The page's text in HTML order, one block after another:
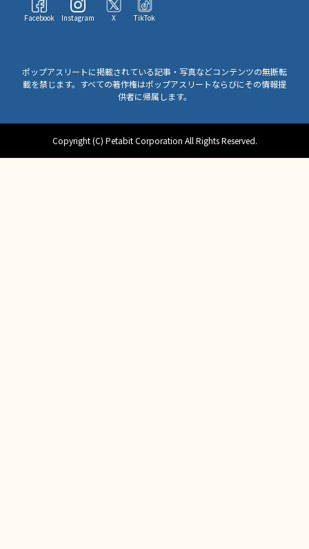
Facebook Instagram X TikTok
ポップアスリートに掲載されている記事・写真などコンテンツの無断転
載を禁じます。すべての著作権はポップアスリートならびにその情報提
供者に帰属します。
Copyright (C) Petabit Corporation All Rights Reserved.